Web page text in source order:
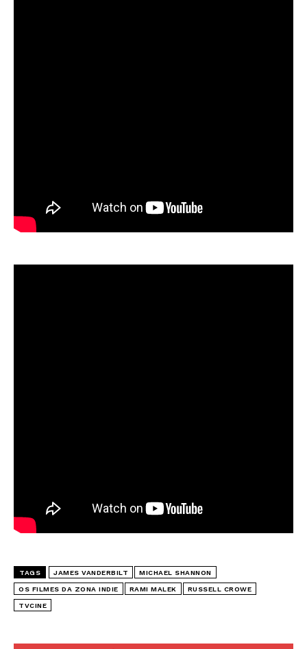
TAGS JAMES VANDERBILT MICHAEL SHANNON
OS FILMES DA ZONA INDIE RAMI MALEK RUSSELL CROWE
TVCINE